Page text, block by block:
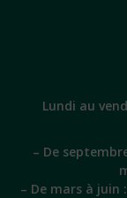
Lundi au
– De
– De mars à juin